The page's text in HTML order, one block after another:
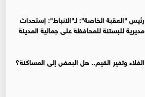
رئيس "العقبة الخاصة": لـ"الانباط": إستحداث
مديرية للبستنة للمحافظة على جمالية المدينة
الغلاء وتغير القيم.. هل البعض إلى المساكنة؟